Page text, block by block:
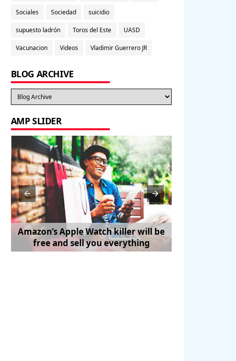
Sociales Sociedad suicidio
supuesto ladrón Toros del Este UASD
Vacunacion Videos Vladimir Guerrero JR
BLOG ARCHIVE
AMP SLIDER
Amazon’s Apple Watch killer will be
free and sell you everything